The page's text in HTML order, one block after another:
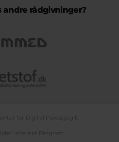
andre rådgivninger?
for Digital Pædagogik
Internet Program